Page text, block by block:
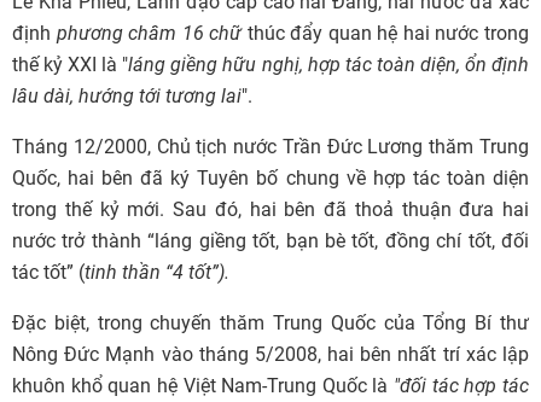
định phương châm 16 chữthúc đẩy quan hệ hai nước trong
thế kỷ XXI là "láng giềng hữu nghị, hợp tác toàn diện, ổn định
lâu dài, hướng tới tương lai".
Tháng 12/2000, Chủ tịch nước Trần Đức Lương thăm Trung
Quốc, hai bên đã ký Tuyên bố chung về hợp tác toàn diện
trong thế kỷ mới. Sau đó, hai bên đã thoả thuận đưa hai
nước trở thành “láng giềng tốt, bạn bè tốt, đồng chí tốt, đối
tác tốt” (tinh thần “4 tốt”).
Đặc biệt, trong chuyến thăm Trung Quốc của Tổng Bí thư
Nông Đức Mạnh vào tháng 5/2008, hai bên nhất trí xác lập
khuôn khổ quan hệ Việt Nam-Trung Quốc là "đối tác hợp tác